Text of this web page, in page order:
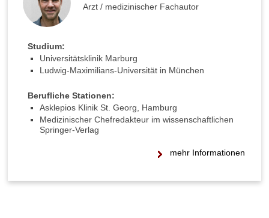
Arzt / medizinischer Fachautor
Studium:
Universitätsklinik Marburg
Ludwig-Maximilians-Universität in München
Berufliche Stationen:
Asklepios Klinik St. Georg, Hamburg
Medizinischer Chefredakteur im wissenschaftlichen
Springer-Verlag
mehr Informationen
?
W
s
b
e
i
r
k
t
h